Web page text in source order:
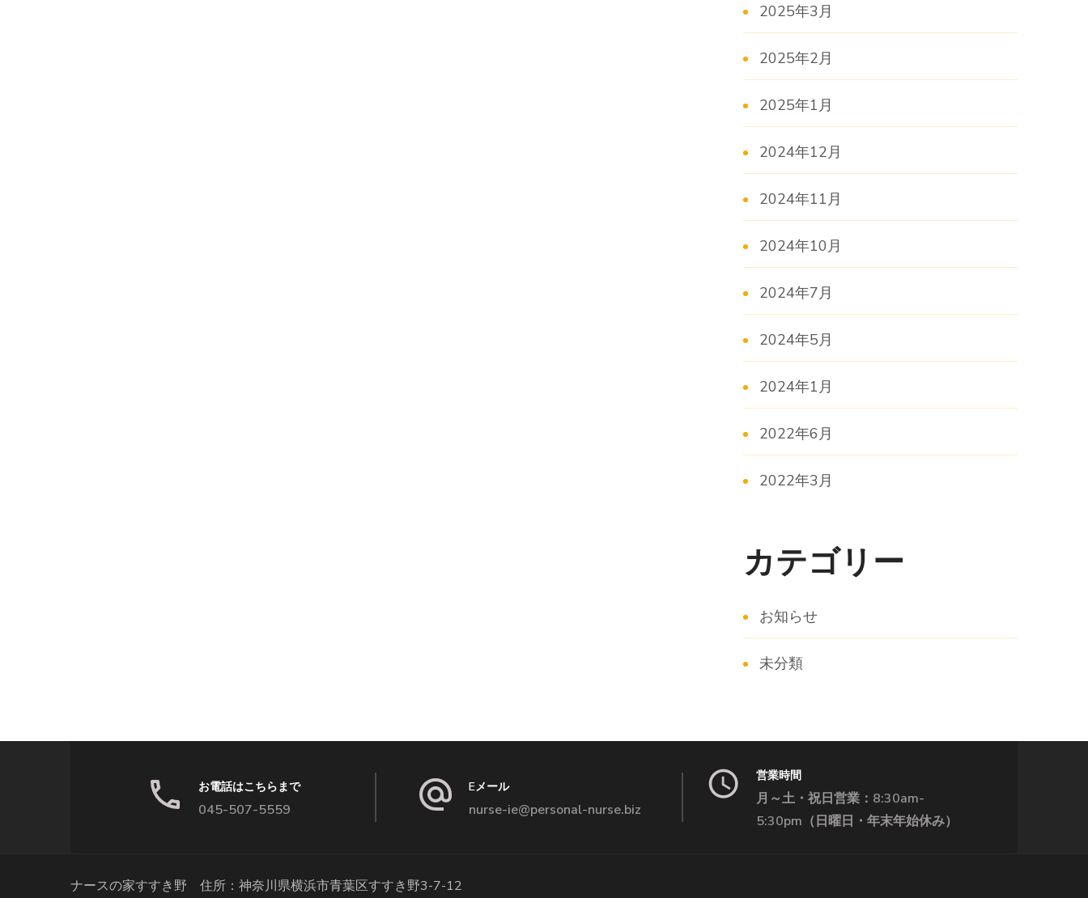
2025年3月
2025年2月
2025年1月
2024年12月
2024年11月
2024年10月
2024年7月
2024年5月
2024年1月
2022年6月
2022年3月
カテゴリー
お知らせ
未分類
お電話はこちらまで
045-507-5559
Eメール
nurse-ie@personal-nurse.biz
営業時間
月～土・祝日営業：8:30am-
5:30pm（日曜日・年末年始休み）
ナースの家すすき野 住所：神奈川県横浜市青葉区すすき野3-7-12